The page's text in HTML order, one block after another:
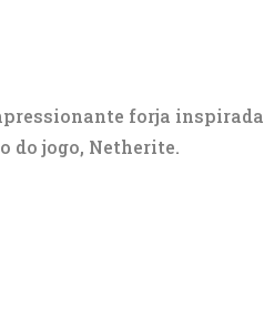
forja inspirada
do jogo, Netherite.